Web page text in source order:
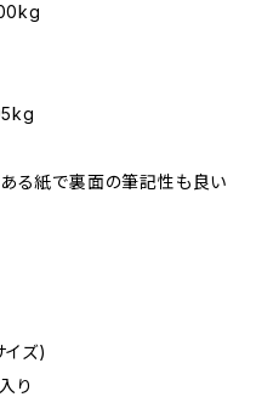
る紙で裏面の筆記性も良い
ズ)
り